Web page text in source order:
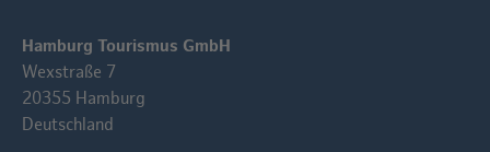
Hamburg Tourismus GmbH
Wexstraße 7
20355 Hamburg
Deutschland